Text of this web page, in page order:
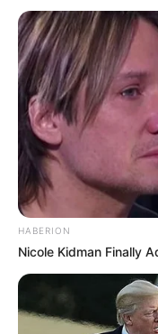
LIHAT
HABERION
Nicole Kidman Finally